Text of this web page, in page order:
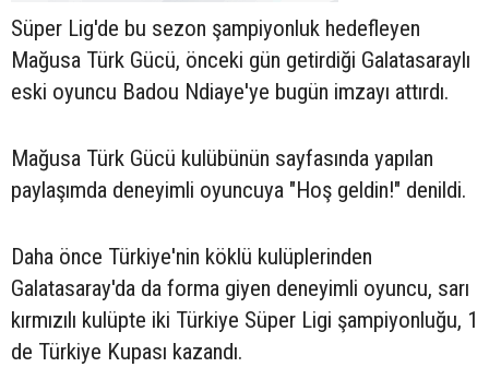
Süper Lig'de bu sezon şampiyonluk hedefleyen
Mağusa Türk Gücü, önceki gün getirdiği Galatasaraylı
eski oyuncu Badou Ndiaye'ye bugün imzayı attırdı.
Mağusa Türk Gücü kulübünün sayfasında yapılan
paylaşımda deneyimli oyuncuya "Hoş geldin!" denildi.
Daha önce Türkiye'nin köklü kulüplerinden
Galatasaray'da da forma giyen deneyimli oyuncu, sarı
kırmızılı kulüpte iki Türkiye Süper Ligi şampiyonluğu, 1
de Türkiye Kupası kazandı.